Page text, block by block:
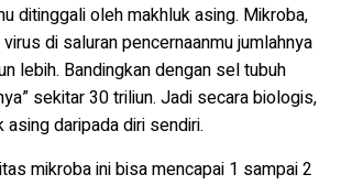
ditinggali oleh makhluk asing. Mikroba,
di saluran pencernaanmu jumlahnya
lebih. Bandingkan dengan sel tubuh
sekitar 30 triliun. Jadi secara biologis,
asing daripada diri sendiri.
mikroba ini bisa mencapai 1 sampai 2